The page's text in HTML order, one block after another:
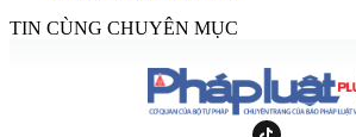
TIN CÙNG CHUYÊN MỤC